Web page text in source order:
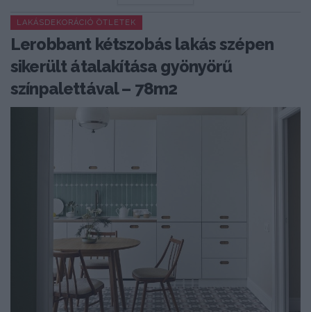
LAKÁSDEKORÁCIÓ ÖTLETEK
Lerobbant kétszobás lakás szépen
sikerült átalakítása gyönyörű
színpalettával – 78m2